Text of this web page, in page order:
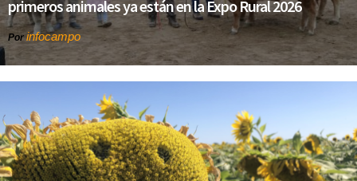
primeros animales ya están en la Expo Rural 2026
Porinfocampo